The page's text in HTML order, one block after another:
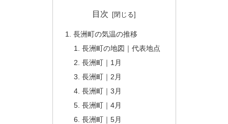
目次
長洲町の気温の推移
長洲町の地図｜代表地点
長洲町｜1月
長洲町｜2月
長洲町｜3月
長洲町｜4月
長洲町｜5月